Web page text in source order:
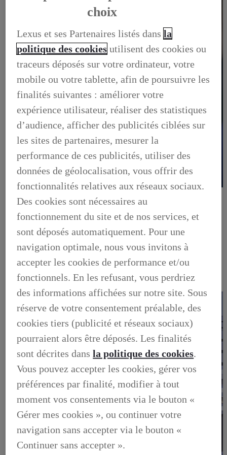
DÉCOUVREZ TOUTES NOS OFFRES
OFFRES DU MOMENT, DÉCOUVREZ TOUTES NOS
OFFRES
OCCASIONS
VENDEZ VOTRE VEHICULE
FINANCEZ VOTRE OCCASION
GARANTIE LEXUS PREFERENCE
LIVRET DE BIENVENUE
choix
Lexus et ses Partenaires listés dansla
politique des cookies utilisent des cookies ou
traceurs déposés sur votre ordinateur, votre
mobile ou votre tablette, afin de poursuivre les
finalités suivantes : améliorer votre
expérience utilisateur, réaliser des statistiques
d’audience, afficher des publicités ciblées sur
les sites de partenaires, mesurer la
performance de ces publicités, utiliser des
données de géolocalisation, vous offrir des
fonctionnalités relatives aux réseaux sociaux.
Des cookies sont nécessaires au
fonctionnement du site et de nos services, et
sont déposés automatiquement. Pour une
navigation optimale, nous vous invitons à
accepter les cookies de performance et/ou
fonctionnels. En les refusant, vous perdriez
des informations affichées sur notre site. Sous
réserve de votre consentement préalable, des
cookies tiers (publicité et réseaux sociaux)
pourraient alors être déposés. Les finalités
sont décrites dansla politique des cookies.
Vous pouvez accepter les cookies, gérer vos
préférences par finalité, modifier à tout
moment vos consentements via le bouton «
Gérer mes cookies », ou continuer votre
navigation sans accepter via le bouton «
Continuer sans accepter ».